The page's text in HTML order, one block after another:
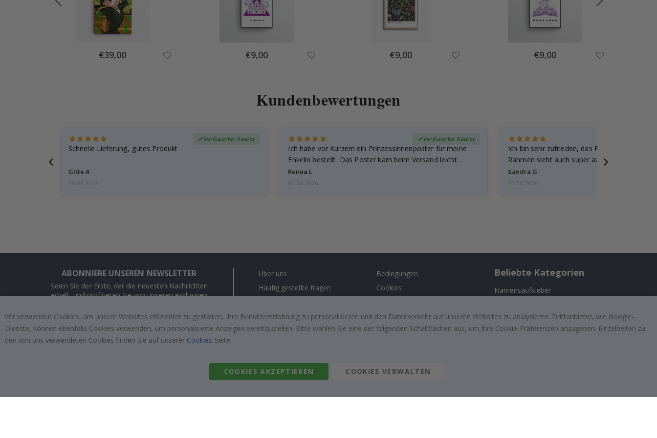
Special
Price
€39,00 Special
Price
€9,00 Special
Price
€9,00 Special
Price
€9,00
Kundenbewertungen
Schnelle Lieferung, gutes Produkt
Gitte A
Verifizierter Käufer
06.08.2026
Ich habe vor Kurzem ein Prinzessinnenposter für meine
Enkelin bestellt. Das Poster kam beim Versand leicht
beschädigt…
Renea L
Verifizierter Käufer
05.08.2026
Ich bin sehr zufrieden, das Foto ist toll
Rahmen sieht auch super aus. Die Lieferung
außerdem…
Sandra G
05.08.2026
ABONNIERE UNSEREN NEWSLETTER
Seien Sie der Erste, der die neuesten Nachrichten
erhält, und profitieren Sie von unseren exklusiven
ABONNIEREN
Über uns
Häufig gestellte fragen
Kontakt
Arbeiten sie mit uns zusammen!
Bedingungen
Cookies
Recht zu stornieren
Bewertungen von zufriedenen
Beliebte Kategorien
Namensaufkleber
Fliesenaufkleber
Poster
Wir verwenden Cookies, um unsere Websites effizienter zu gestalten, Ihre Benutzererfahrung zu personalisieren und den Datenverkehr auf unseren Websites zu analysieren. Drittanbieter, wie Google-
Dienste, können ebenfalls Cookies verwenden, um personalisierte Anzeigen bereitzustellen. Bitte wählen Sie eine der folgenden Schaltflächen aus, um Ihre Cookie-Präferenzen anzugeben. Einzelheiten zu
den von uns verwendeten Cookies finden Sie auf unserer Cookies-Seite.
COOKIES AKZEPTIEREN COOKIES VERWALTEN